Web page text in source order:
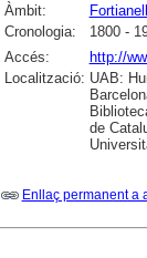
Àmbit:
Fortianell
Cronologia:
1800 -
Accés:
http://
Localització: UAB:
de
Enllaç permanent a